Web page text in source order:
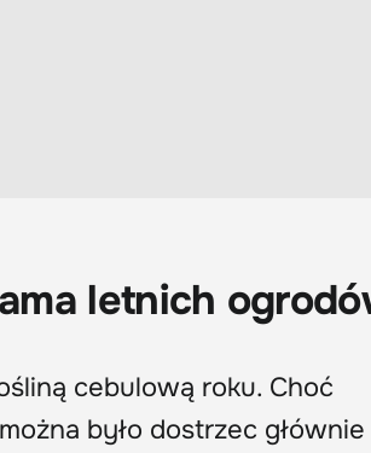
letnich
cebulową roku. Choć
było dostrzec